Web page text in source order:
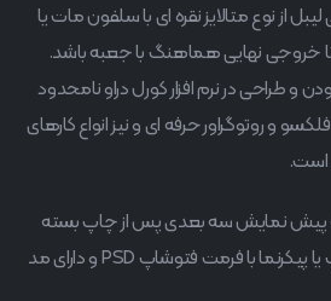
از نوع متالایز نقره ای با سلفون مات یا
خروجی نهایی هماهنگ با جعبه باشد.
و طراحی در نرم افزار کورل دراو نامحدود
و روتوگراور حرفه ای و نیز انواع کارهای
است.
پیش نمایش سه بعدی پس از چاپ بسته
بندی شامل یک فایل موکاپ یا پیکرنما با فرمت فتوشاپ PSD و دارای مد